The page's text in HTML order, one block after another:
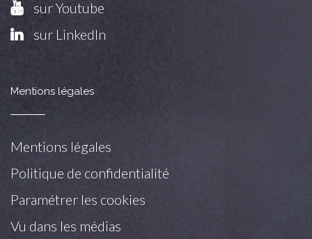
sur Youtube
sur LinkedIn
Mentions légales
Mentions légales
Politique de confidentialité
Paramétrer les cookies
Vu dans les médias